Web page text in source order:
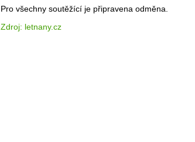
Pro všechny soutěžící je připravena odměna.
Zdroj: letnany.cz